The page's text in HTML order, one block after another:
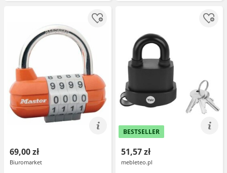
69,00 zł
Biuromarket
BESTSELLER
51,57 zł
mebleteo.pl